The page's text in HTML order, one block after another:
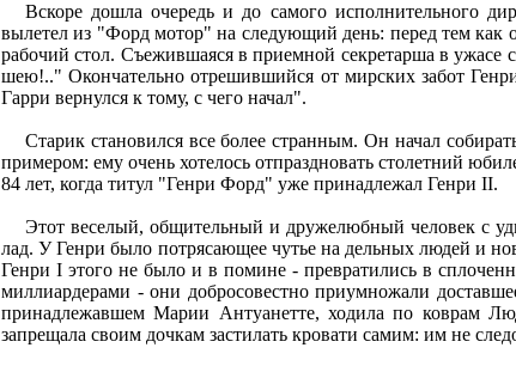
Вскоре дошла очередь и до самого исполнительного
вылетел из "Форд мотор" на следующий день: перед тем как
рабочий стол. Съежившаяся в приемной секретарша в
шею!.." Окончательно отрешившийся от мирских забот
Гарри вернулся к тому, с чего начал".
Старик становился все более странным. Он начал
примером: ему очень хотелось отпраздновать столетний
84 лет, когда титул "Генри Форд" уже принадлежал Генри II.
Этот веселый, общительный и дружелюбный человек с
лад. У Генри было потрясающее чутье на дельных людей и
Генри I этого не было и в помине - превратились в
миллиардерами - они добросовестно приумножали
принадлежавшем Марии Антуанетте, ходила по коврам
запрещала своим дочкам застилать кровати самим: им не